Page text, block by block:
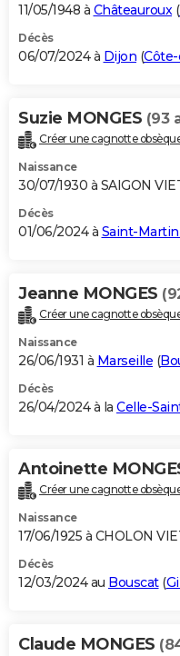
11/05/1948 à Châteauroux(
Décès
06/07/2024 à Dijon (
Suzie MONGES (93
Créer une cagnotte
Naissance
30/07/1930 à SAIGON
Décès
01/06/2024 à Saint-
Jeanne MONGES
Créer une cagnotte
Naissance
26/06/1931 à Marseille (
Décès
26/04/2024 à la Celle-
Antoinette
Créer une cagnotte
Naissance
17/06/1925 à CHOLON
Décès
12/03/2024 au Bouscat(
Claude MONGES